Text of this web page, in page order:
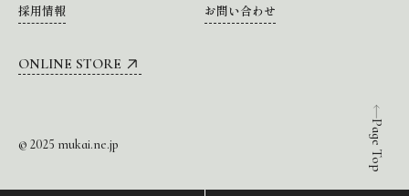
Page Top
採用情報
お問い合わせ
ONLINE STORE
© 2025 mukai.ne.jp